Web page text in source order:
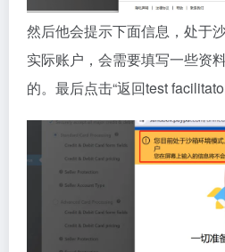
然后他会提示下面信息，处于
实际账户，会需要填写一些资
的。最后点击“返回test